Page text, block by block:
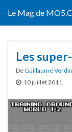
Le Mag de
Les
DeGuillaume Verdin
10 juillet 2011